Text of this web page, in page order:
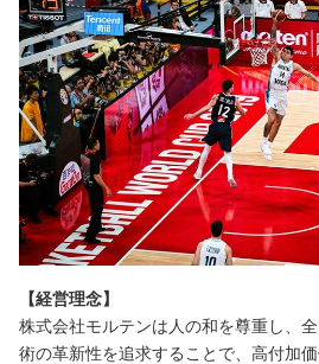
【経営理念】
株式会社モルテンは人の和を尊重し、
術の革新性を追求することで、高付加